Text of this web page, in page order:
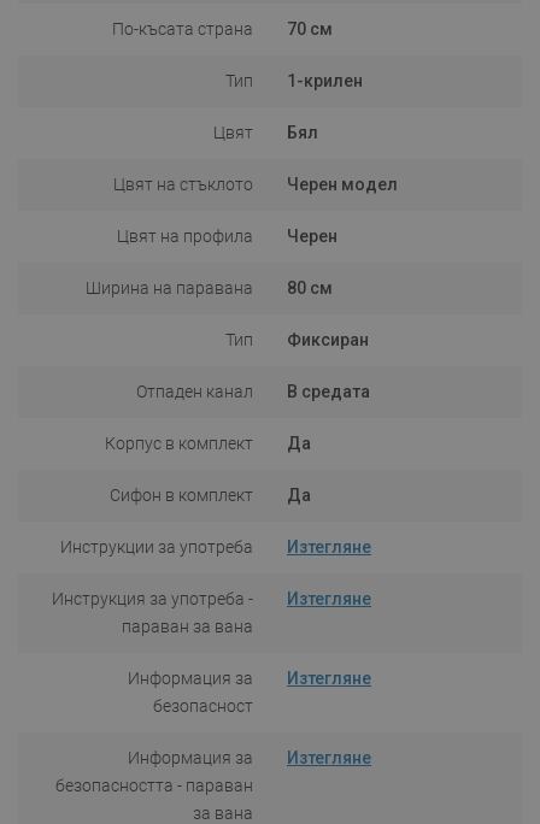
По-късата страна 70 см
Тип 1-крилен
Цвят Бял
Цвят на стъклото Черен модел
Цвят на профила Черен
Ширина на паравана 80 см
Тип Фиксиран
Отпаден канал В средата
Корпус в комплект Да
Сифон в комплект Да
Инструкции за употреба Изтегляне
Инструкция за употреба -
параван за вана
Изтегляне
Информация за
безопасност
Изтегляне
Информация за
безопасността - параван
за вана
Изтегляне